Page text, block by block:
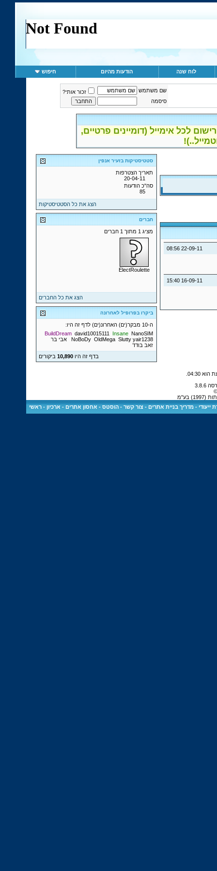
לוח שנה הודעות מהיום חיפוש
שם משתמש
זכור אותי?
סיסמה
לכל אימייל (דומיינים פרטיים,
22-09-11
08:56
16-09-11
15:40
סטטיסטיקות בזעיר אנפין
תאריך הצטרפות
20-04-11
סה"כ הודעות
85
הצג את כל הסטטיסטיקות
חברים
מציג 1 מתוך 1 חברים
ElectRoulette
הצג את כל החברים
ביקרו בפרופיל לאחרונה
ה-10 מבקר(ים) האחרונ(ים) לדף זה היו:
BuildDream david10015111 Insane NanoSIM
NoBoDy OldMega Slutty yair1238
אבי בר
זאב בודד
בדף זה היו10,890 ביקורים
04:30
בע"מ
ייעודי -מדריך בניית אתרים -צור קשר -הוסטס - אחסון אתרים - ארכיון -ראשי